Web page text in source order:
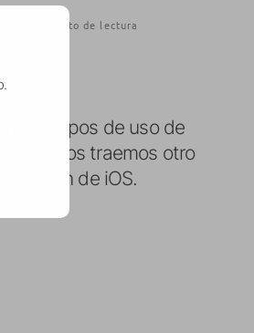
1 Minuto de lectura
tiempos de uso de
, hoy os traemos otro
de iOS.